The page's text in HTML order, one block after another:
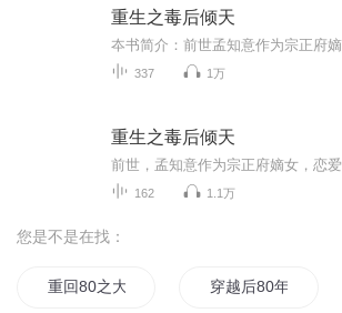
重生之毒后倾天
337 1万
重生之毒后倾天
162 1.1万
您是不是在找：
重回80之大时代 穿越后80年